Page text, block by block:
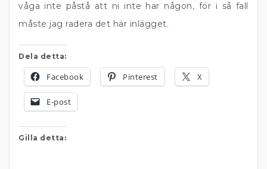
våga inte påstå att ni inte har någon, för i så fall
måste jag radera det här inlägget.
Dela detta:
Facebook Pinterest X
E-post
Gilla detta: